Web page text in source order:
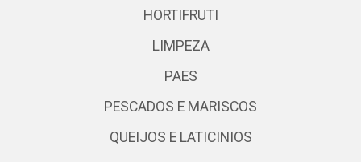
HORTIFRUTI
LIMPEZA
PAES
PESCADOS E MARISCOS
QUEIJOS E LATICINIOS